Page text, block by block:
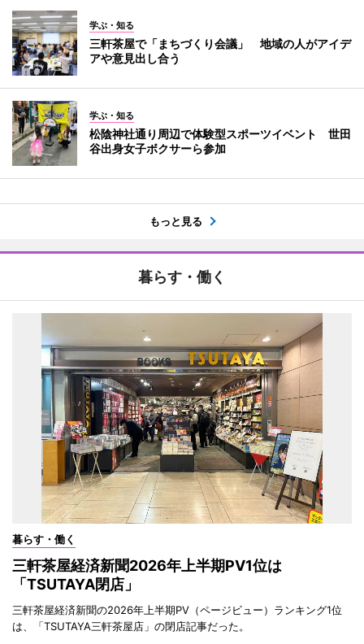
学ぶ・知る
三軒茶屋で「まちづくり会議」 地域の人がアイデ
アや意見出し合う
学ぶ・知る
松陰神社通り周辺で体験型スポーツイベント 世田
谷出身女子ボクサーら参加
もっと見る
暮らす・働く
暮らす・働く
三軒茶屋経済新聞2026年上半期PV1位は
「TSUTAYA閉店」
三軒茶屋経済新聞の2026年上半期PV（ページビュー）ランキング1位
は、「TSUTAYA三軒茶屋店」の閉店記事だった。